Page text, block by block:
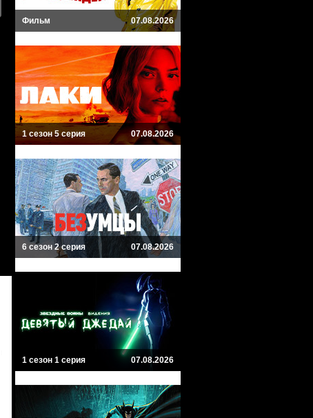
Фильм 07.08.2026
1 сезон 5 серия 07.08.2026
6 сезон 2 серия 07.08.2026
1 сезон 1 серия 07.08.2026